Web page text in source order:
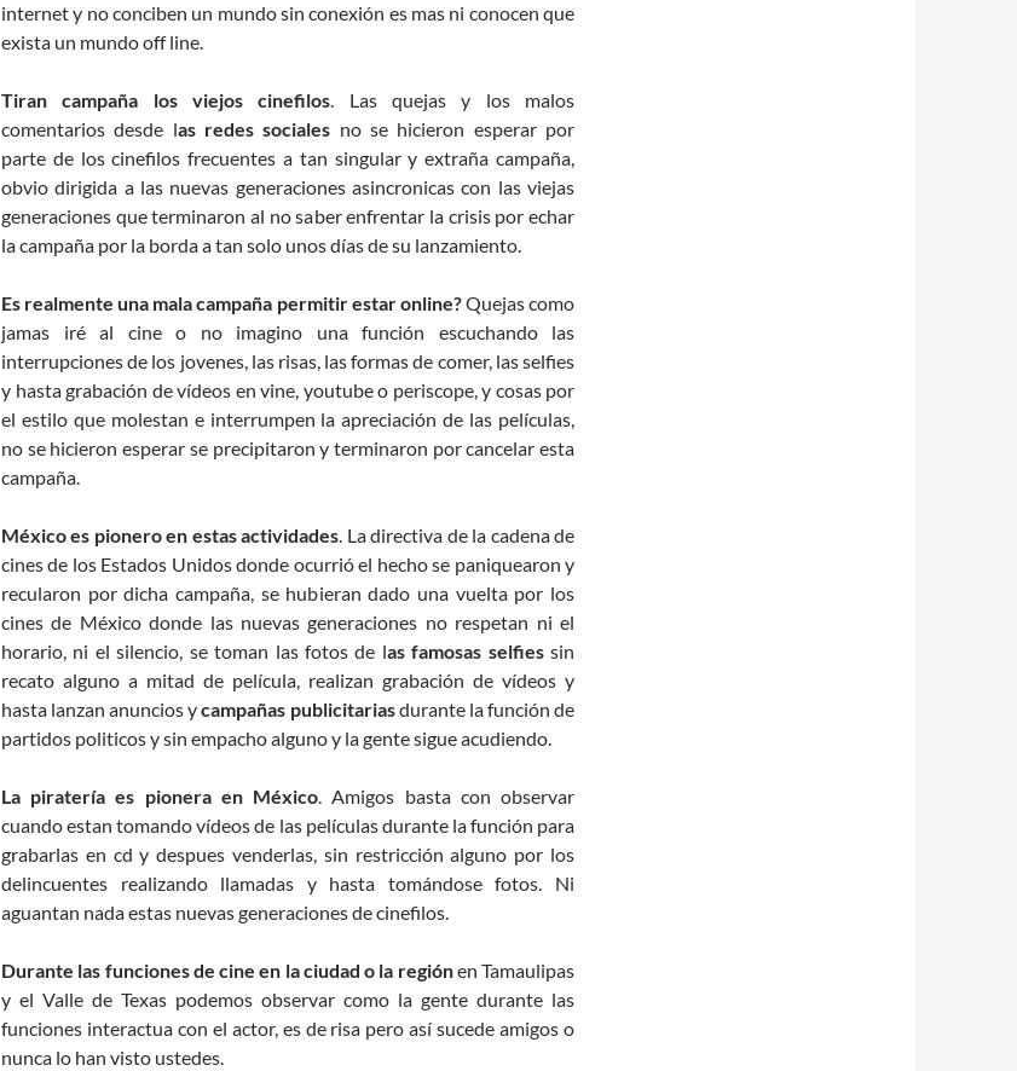
internet y no conciben un mundo sin conexión es mas ni conocen que
exista un mundo off line.
Tiran campaña los viejos cinefilos. Las quejas y los malos
comentarios desde las redes sociales no se hicieron esperar por
parte de los cinefilos frecuentes a tan singular y extraña campaña,
obvio dirigida a las nuevas generaciones asincronicas con las viejas
generaciones que terminaron al no saber enfrentar la crisis por echar
la campaña por la borda a tan solo unos días de su lanzamiento.
Es realmente una mala campaña permitir estar online?Quejas como
jamas iré al cine o no imagino una función escuchando las
interrupciones de los jovenes, las risas, las formas de comer, las selfies
y hasta grabación de vídeos en vine, youtube o periscope, y cosas por
el estilo que molestan e interrumpen la apreciación de las películas,
no se hicieron esperar se precipitaron y terminaron por cancelar esta
campaña.
México es pionero en estas actividades. La directiva de la cadena de
cines de los Estados Unidos donde ocurrió el hecho se paniquearon y
recularon por dicha campaña, se hubieran dado una vuelta por los
cines de México donde las nuevas generaciones no respetan ni el
horario, ni el silencio, se toman las fotos de las famosas selfiessin
recato alguno a mitad de película, realizan grabación de vídeos y
hasta lanzan anuncios ycampañas publicitariasdurante la función de
partidos politicos y sin empacho alguno y la gente sigue acudiendo.
La piratería es pionera en México. Amigos basta con observar
cuando estan tomando vídeos de las películas durante la función para
grabarlas en cd y despues venderlas, sin restricción alguno por los
delincuentes realizando llamadas y hasta tomándose fotos. Ni
aguantan nada estas nuevas generaciones de cinefilos.
Durante las funciones de cine en la ciudad o la regiónen Tamaulipas
y el Valle de Texas podemos observar como la gente durante las
funciones interactua con el actor, es de risa pero así sucede amigos o
nunca lo han visto ustedes.